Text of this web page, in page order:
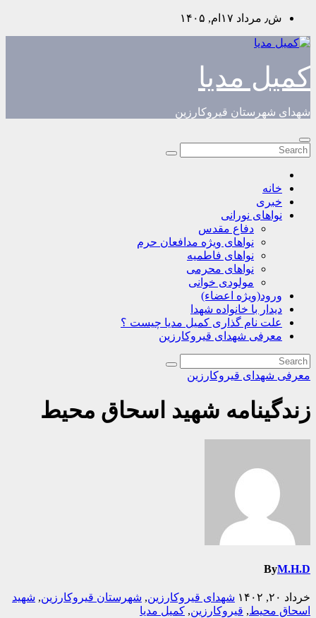
Skip
content
ش٫ مرداد ۱۷ام, ۱۴۰۵
کمیل مدیا
شهدای شهرستان قیروکارزین
خانه
خبری
نواهای نورانی
دفاع مقدس
نواهای ویژه مدافعان حرم
نواهای فاطمیه
نواهای محرمی
مولودی خوانی
ورود(ویژه اعضاء)
دیدار با خانواده شهدا
علت نام گذاری کمیل مدیا چیست ؟
معرفی شهدای قیروکارزین
معرفی شهدای قیروکارزین
زندگینامه شهید اسحاق محیط
ByM.H.D
خرداد ۲۰, ۱۴۰۲ شهدای قیروکارزین, شهرستان قیروکارزین, شهید
اسحاق محیط, قیروکارزین, کمیل مدیا